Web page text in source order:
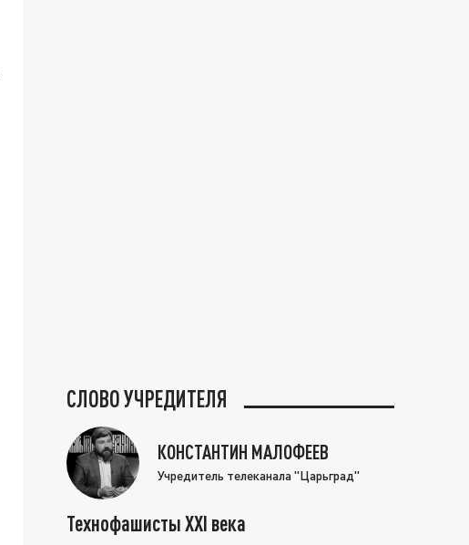
СЛОВО УЧРЕДИТЕЛЯ
КОНСТАНТИН МАЛОФЕЕВ
Учредитель телеканала "Царьград"
Технофашисты XXI века